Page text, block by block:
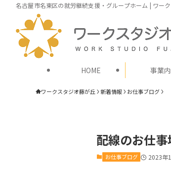
名古屋市名東区の就労継続支援・グループホーム | ワー
HOME 事業
ワークスタジオ藤が丘 新着情報 お仕事ブログ
配線のお仕
お仕事ブログ 2023年